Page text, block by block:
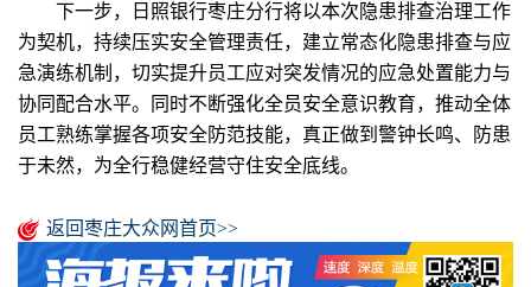
下一步，日照银行枣庄分行将以本次隐患排查治理工作
为契机，持续压实安全管理责任，建立常态化隐患排查与应
急演练机制，切实提升员工应对突发情况的应急处置能力与
协同配合水平。同时不断强化全员安全意识教育，推动全体
员工熟练掌握各项安全防范技能，真正做到警钟长鸣、防患
于未然，为全行稳健经营守住安全底线。
返回枣庄大众网首页>>